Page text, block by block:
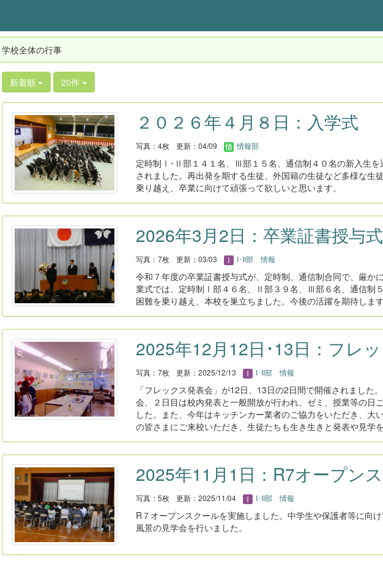
学校全体の行事
新着順 20件
２０２６年４月８日：入学式
写真：4枚 更新：04/09 情報部
定時制Ⅰ･Ⅱ部１４１名、Ⅲ部１５名、通信制４０名の新入生を
されました。再出発を期する生徒、外国籍の生徒など多様な生
乗り越え、卒業に向けて頑張って欲しいと思います。
2026年3月2日：卒業証書授与式
写真：7枚 更新：03/03 I･II部 情報
令和７年度の卒業証書授与式が、定時制、通信制合同で、厳か
業式では、定時制Ⅰ部４６名、Ⅱ部３９名、Ⅲ部６名、通信制
困難を乗り越え、本校を巣立ちました。今後の活躍を期待します
2025年12月12日･13日：フレ
写真：7枚 更新：2025/12/13 I･II部 情報
「フレックス発表会」が12日、13日の2日間で開催されました
会、２日目は校内発表と一般開放が行われ、ゼミ、授業等の日
した。また、今年はキッチンカー業者のご協力をいただき、大
の皆さまにご来校いただき、生徒たちも生き生きと発表や見学を
2025年11月1日：R7オープン
写真：5枚 更新：2025/11/04 I･II部 情報
R７オープンスクールを実施しました。中学生や保護者等に向
風景の見学会を行いました。